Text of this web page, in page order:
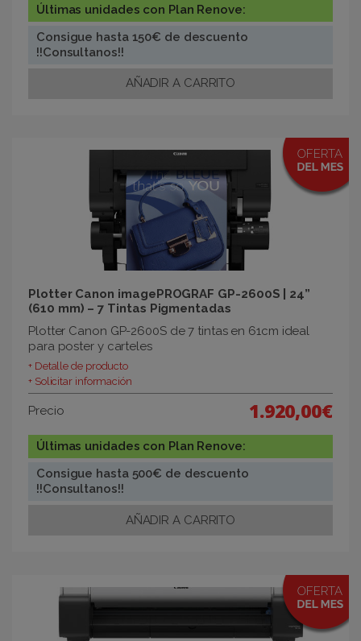
Últimas unidades con Plan Renove:
Consigue hasta 150€ de descuento
!!Consultanos!!
Plotter Canon imagePROGRAF GP-2600S | 24”
(610 mm) – 7 Tintas Pigmentadas
Plotter Canon GP-2600S de 7 tintas en 61cm ideal
para poster y carteles
+ Detalle de producto
+ Solicitar información
Precio 1.920,00€
Últimas unidades con Plan Renove:
Consigue hasta 500€ de descuento
!!Consultanos!!